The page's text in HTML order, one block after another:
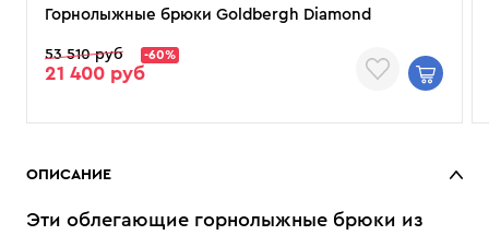
Горнолыжные брюки Goldbergh Diamond
53 510 руб -60%
21 400 руб
ОПИСАНИЕ
Эти облегающие горнолыжные брюки из